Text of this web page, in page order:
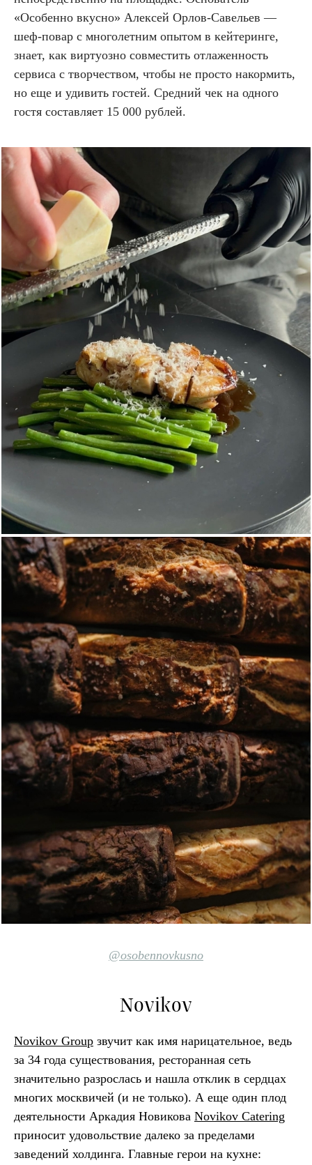
«Особенно вкусно» Алексей Орлов-Савельев —
шеф-повар с многолетним опытом в кейтеринге,
знает, как виртуозно совместить отлаженность
сервиса с творчеством, чтобы не просто накормить,
но еще и удивить гостей. Средний чек на одного
гостя составляет 15 000 рублей.
@osobennovkusno
Novikov
Novikov Group звучит как имя нарицательное, ведь
за 34 года существования, ресторанная сеть
значительно разрослась и нашла отклик в сердцах
многих москвичей (и не только). А еще один плод
деятельности Аркадия Новикова Novikov Catering
приносит удовольствие далеко за пределами
заведений холдинга. Главные герои на кухне: